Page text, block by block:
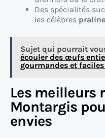
Des spécialités
les célèbres
Sujet qui pourrait
écouler des œufs
gourmandes et faciles
Les meilleurs
Montargis
envies